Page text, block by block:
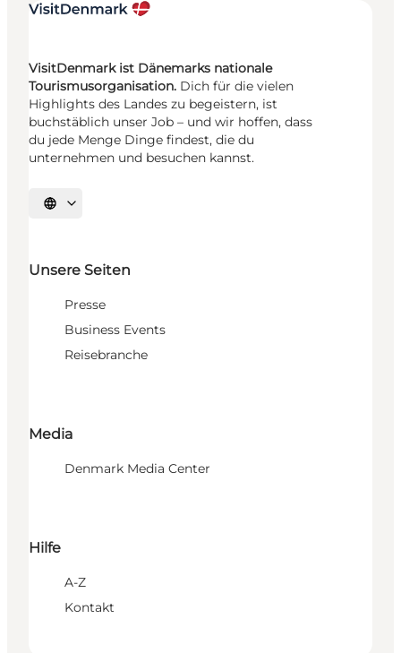
VisitDenmark ist Dänemarks nationale
Tourismusorganisation. Dich für die vielen
Highlights des Landes zu begeistern, ist
buchstäblich unser Job – und wir hoffen, dass
du jede Menge Dinge findest, die du
unternehmen und besuchen kannst.
Sprache auswählen
Unsere Seiten
Presse
Business Events
Reisebranche
Media
Denmark Media Center
Hilfe
A-Z
Kontakt